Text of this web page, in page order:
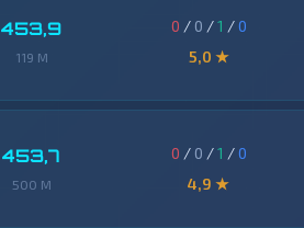
453,9
119 M
0 / 0 /1 /0
5,0 ★
453,7
500 M
0 / 0 /1 /0
4,9 ★